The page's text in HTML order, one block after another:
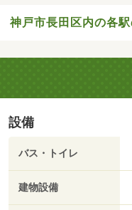
神戸市長田区内の各
設備
バス・トイレ
建物設備